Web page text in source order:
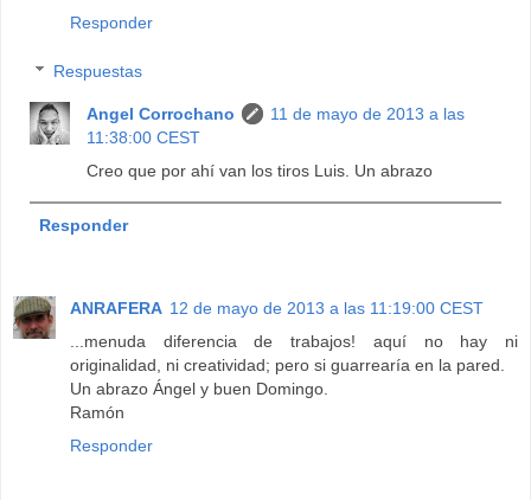
Responder
Respuestas
Angel Corrochano
11 de mayo de 2013 a las
11:38:00 CEST
Creo que por ahí van los tiros Luis. Un abrazo
Responder
ANRAFERA 12 de mayo de 2013 a las 11:19:00 CEST
...menuda diferencia de trabajos! aquí no hay ni
originalidad, ni creatividad; pero si guarrearía en la pared.
Un abrazo Ángel y buen Domingo.
Ramón
Responder